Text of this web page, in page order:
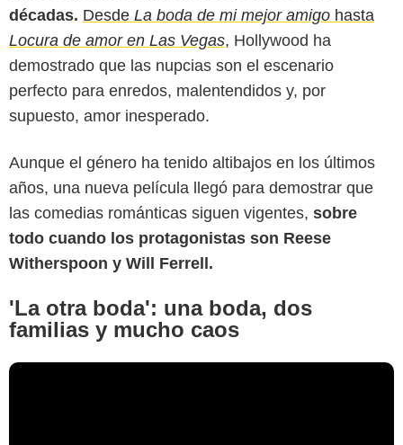
décadas. Desde La boda de mi mejor amigo hasta
Locura de amor en Las Vegas, Hollywood ha
demostrado que las nupcias son el escenario
perfecto para enredos, malentendidos y, por
supuesto, amor inesperado.
Aunque el género ha tenido altibajos en los últimos
años, una nueva película llegó para demostrar que
las comedias románticas siguen vigentes, sobre
todo cuando los protagonistas son Reese
Witherspoon y Will Ferrell.
'La otra boda': una boda, dos
familias y mucho caos